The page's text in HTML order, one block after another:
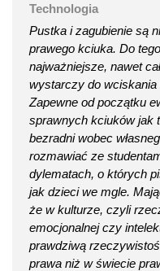
Technologia
Pustka i zagubienie są
prawego kciuka. Do
najważniejsze, nawet
wystarczy do wciskania
Zapewne od początku
sprawnych kciuków jak
bezradni wobec
rozmawiać ze
dylematach, o których
jak dzieci we mgle.
że w kulturze, czyli
emocjonalnej czy
prawdziwą
prawa niż w świecie